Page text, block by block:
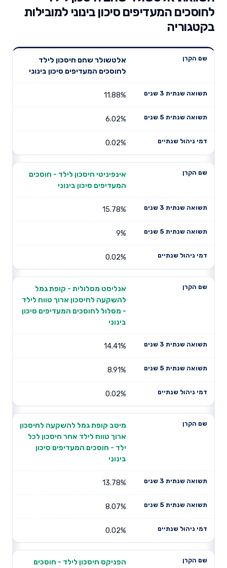
לחוסכים המעדיפים סיכון בינוני למובילות
בקטגוריה
שנתית 3
תשואה
שנתית 5
שנתיים
אלטשולר שחם חיסכון לילד
לחוסכים המעדיפים סיכון בינוני
11.88%
6.02%
0.02%
אינפיניטי חיסכון לילד - חוסכים
המעדיפים סיכון בינוני
15.78%
9%
0.02%
אנליסט מסלולית - קופת גמל
להשקעה לחיסכון ארוך טווח לילד
- מסלול לחוסכים המעדיפים סיכון
בינוני
14.41%
8.91%
0.02%
מיטב קופת גמל להשקעה לחיסכון
ארוך טווח לילד אחר חיסכון לכל
ילד - חוסכים המעדיפים סיכון
בינוני
13.78%
8.07%
0.02%
הפניקס חיסכון לילד - חוסכים